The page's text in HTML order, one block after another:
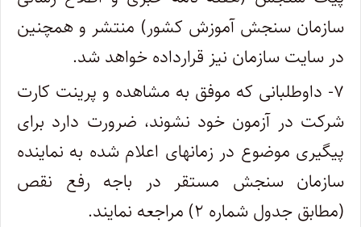
سازمان سنجش آموزش کشور) منتشر و همچنین
در سایت سازمان نیز قرارداده خواهد شد.
۷- داوطلبانی که موفق به مشاهده و پرینت کارت
شرکت در آزمون خود نشوند، ضرورت دارد برای
پیگیری موضوع در زمانهای اعلام شده به نماینده
سازمان سنجش مستقر در باجه رفع نقص
(مطابق جدول شماره ۲) مراجعه نمایند.